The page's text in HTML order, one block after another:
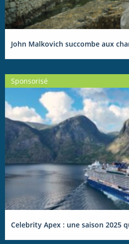
John Malkovich succombe aux
Sponsorisé
Celebrity Apex : une saison 2025